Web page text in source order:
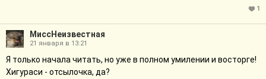
1
МиссНеизвестная
21 января в 13:21
Я только начала читать, но уже в полном умилении и восторге!
Хигураси - отсылочка, да?